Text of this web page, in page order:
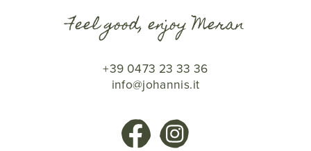
Feel good, enjoy Meran
+39 0473 23 33 36
info@johannis.it